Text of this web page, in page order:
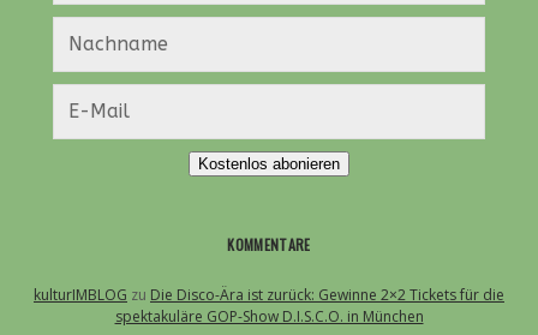
Kostenlos abonieren
KOMMENTARE
kulturIMBLOG zu Die Disco-Ära ist zurück: Gewinne 2×2 Tickets für die
spektakuläre GOP-Show D.I.S.C.O. in München